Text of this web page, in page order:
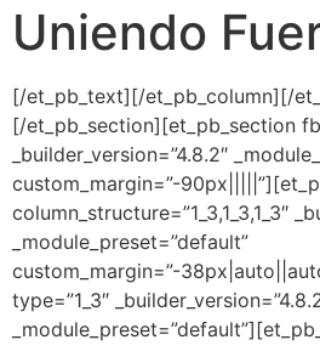
Uniendo
[/et_pb_text][/et_pb_column][/
[/et_pb_section][et_pb_section
_builder_version=”4.8.2″
custom_margin=”-
column_structure=”1_3,1_3,1_3″
_module_preset=”default”
custom_margin=”-
type=”1_3″